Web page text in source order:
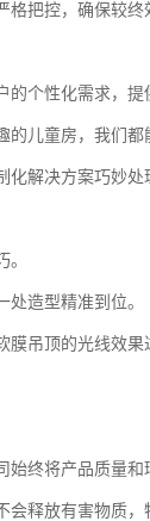
把控，确保较终
个性化需求，提
儿童房，我们都
解决方案巧妙
造型精准到位。
吊顶的光线效果
终将产品质量和
释放有害物质，